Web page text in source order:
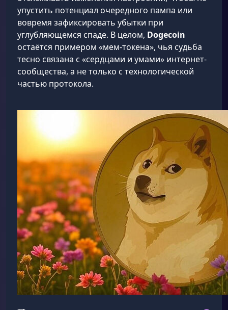
упустить потенциал очередного пампа или
вовремя зафиксировать убытки при
углубляющемся спаде. В целом, Dogecoin
остаётся примером «мем-токена», чья судьба
тесно связана с «сердцами и умами» интернет-
сообщества, а не только с технологической
частью протокола.